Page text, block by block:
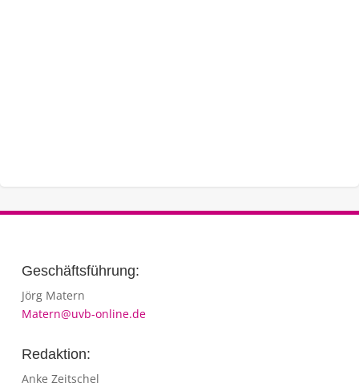
Geschäftsführung:
Jörg Matern
Matern@uvb-online.de
Redaktion:
Anke Zeitschel